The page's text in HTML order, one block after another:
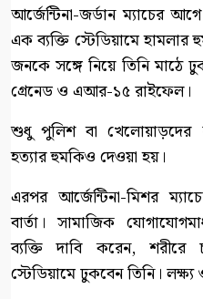
আর্জেন্টিনা-জর্ডান ম্যাচের
এক ব্যক্তি স্টেডিয়ামে
জনকে সঙ্গে নিয়ে তিনি মাঠে
গ্রেনেড ও এআর-১৫ রাইফেল।
শুধু পুলিশ বা খেলোয়াড়দের
হত্যার হুমকিও দেওয়া হয়।
এরপর আর্জেন্টিনা-মিশর
বার্তা। সামাজিক
ব্যক্তি দাবি করেন, শরীরে
স্টেডিয়ামে ঢুকবেন তিনি।